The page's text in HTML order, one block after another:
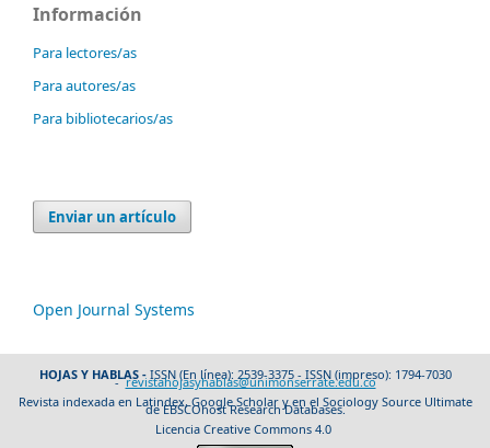
Información
Para lectores/as
Para autores/as
Para bibliotecarios/as
Enviar un artículo
Open Journal Systems
HOJAS Y HABLAS - ISSN (En línea): 2539-3375 - ISSN (impreso): 1794-7030
-revistahojasyhablas@unimonserrate.edu.co
Revista indexada en Latindex, Google Scholar y en el Sociology Source Ultimate
de EBSCOhost Research Databases.
Licencia Creative Commons 4.0